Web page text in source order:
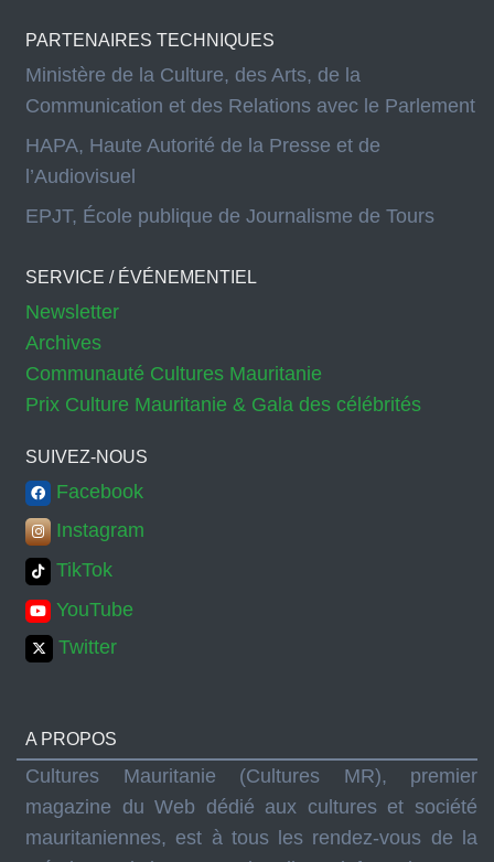
PARTENAIRES TECHNIQUES
Ministère de la Culture, des Arts, de la
Communication et des Relations avec le Parlement
HAPA, Haute Autorité de la Presse et de
l’Audiovisuel
EPJT, École publique de Journalisme de Tours
SERVICE / ÉVÉNEMENTIEL
Newsletter
Archives
Communauté Cultures Mauritanie
Prix Culture Mauritanie & Gala des célébrités
SUIVEZ-NOUS
Facebook
Instagram
TikTok
YouTube
Twitter
A PROPOS
Cultures Mauritanie (Cultures MR), premier
magazine du Web dédié aux cultures et société
mauritaniennes, est à tous les rendez-vous de la